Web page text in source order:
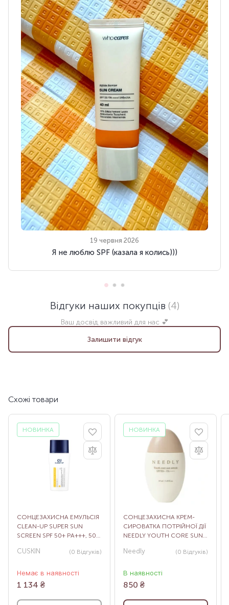
19 червня 2026
Я не люблю SPF (казала я колись)))
Відгуки наших покупців (4)
Ваш досвід важливий для нас 💕
Залишити відгук
Схожі товари
НОВИНКА
СОНЦЕЗАХИСНА ЕМУЛЬСІЯ
CLEAN-UP SUPER SUN
SCREEN SPF 50+ PA+++, 50
CUSKIN (0 Відгуків)
Немає в наявності
1 134 ₴
НОВИНКА
СОНЦЕЗАХИСНА КРЕМ-
СИРОВАТКА ПОТРІЙНОЇ ДІЇ
NEEDLY YOUTH CORE SUN
МЛ
Needly (0 Відгуків)
В наявності
850 ₴